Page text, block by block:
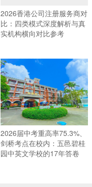
2026香港公司注册服务商对
比：四类模式深度解析与真
实机构横向对比参考
2026届中考重高率75.3%、
剑桥考点在校内：五邑碧桂
园中英文学校的17年答卷